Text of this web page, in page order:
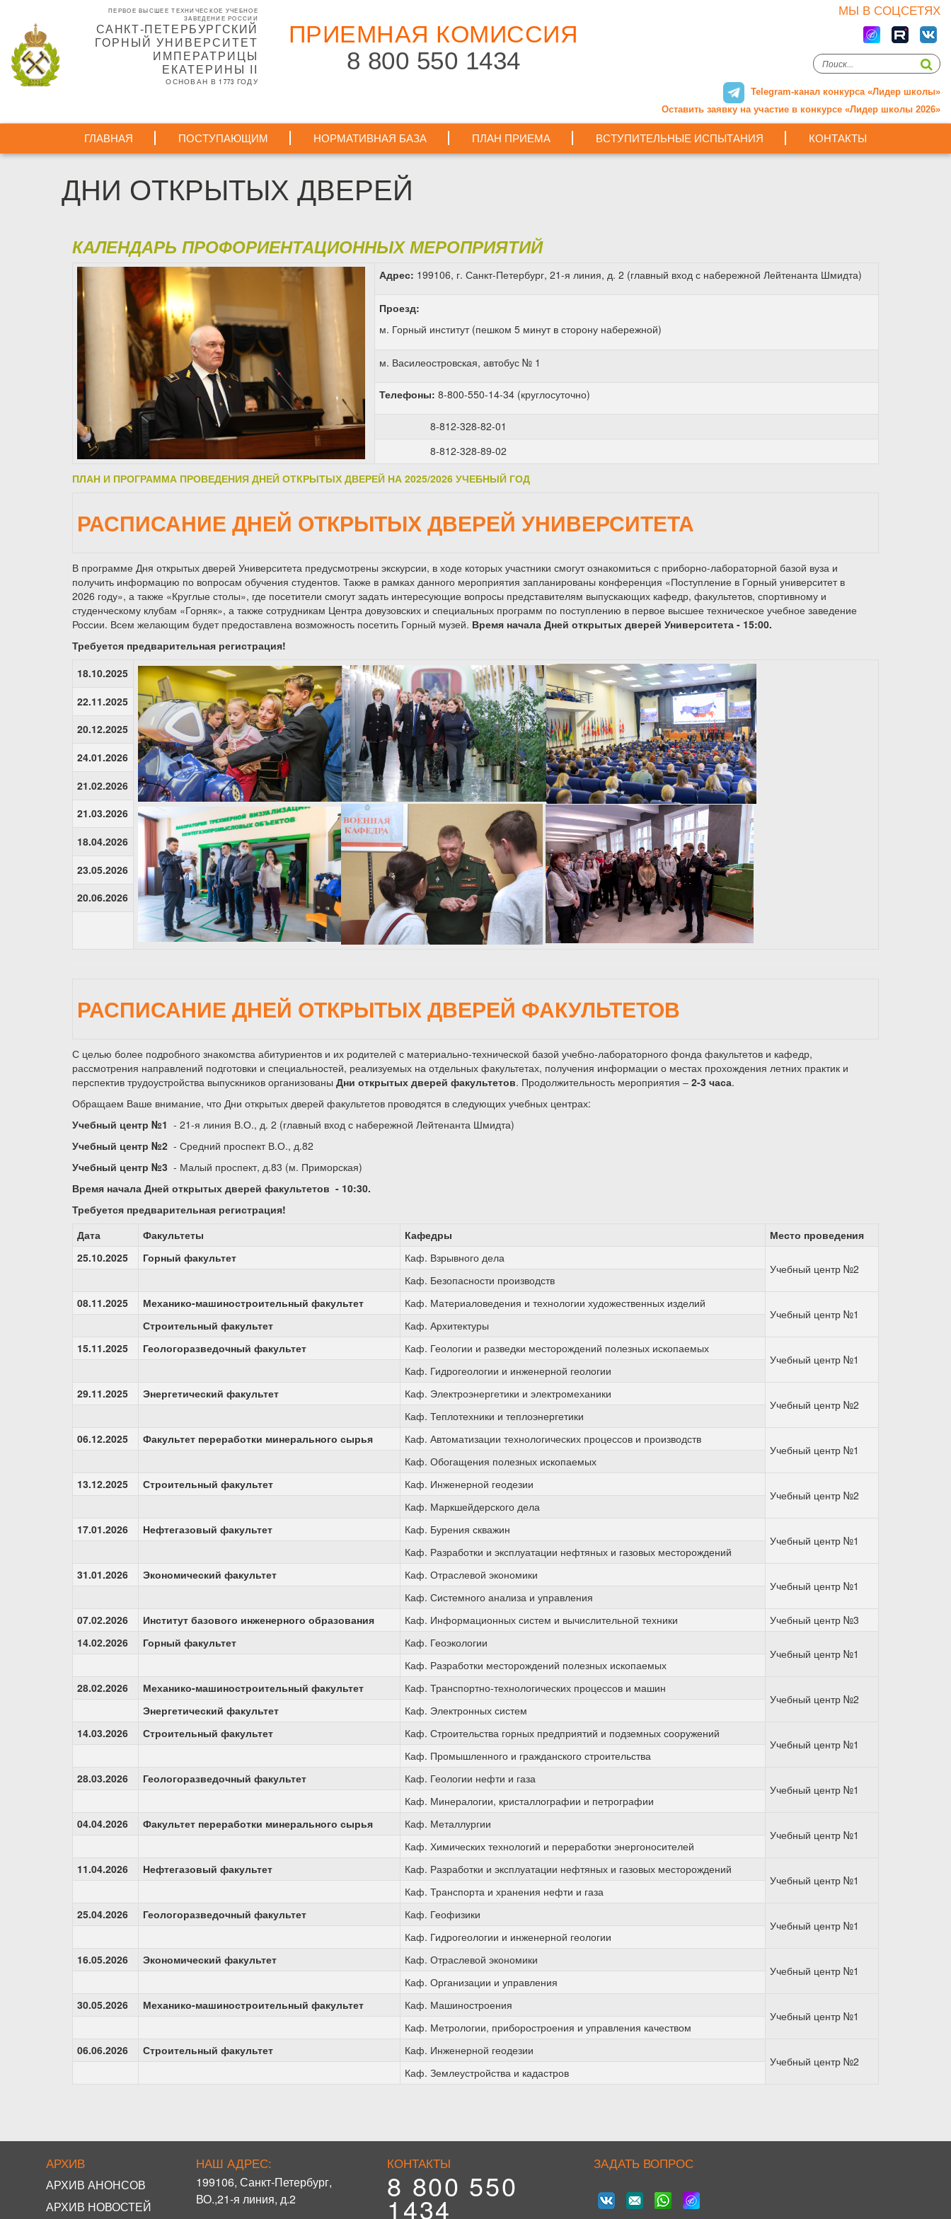
основному
содержанию
ПЕРВОЕ ВЫСШЕЕ ТЕХНИЧЕСКОЕ УЧЕБНОЕ
ЗАВЕДЕНИЕ РОССИИ
САНКТ-ПЕТЕРБУРГСКИЙ
ГОРНЫЙ УНИВЕРСИТЕТ
ИМПЕРАТРИЦЫ
ЕКАТЕРИНЫ II
ОСНОВАН В 1773 ГОДУ
ПРИЕМНАЯ КОМИССИЯ
8 800 550 1434
МЫ В СОЦСЕТЯХ
Telegram-канал конкурса «Лидер школы»
Оставить заявку на участие в конкурсе «Лидер школы 2026»
ГЛАВНАЯ ПОСТУПАЮЩИМ НОРМАТИВНАЯ БАЗА ПЛАН ПРИЕМА ВСТУПИТЕЛЬНЫЕ ИСПЫТАНИЯ КОНТАКТЫ
ДНИ ОТКРЫТЫХ ДВЕРЕЙ
КАЛЕНДАРЬ ПРОФОРИЕНТАЦИОННЫХ МЕРОПРИЯТИЙ
Адрес: 199106, г. Санкт-Петербург, 21-я линия, д. 2 (главный вход с набережной Лейтенанта Шмидта)
Проезд:
м. Горный институт (пешком 5 минут в сторону набережной)
м. Василеостровская, автобус № 1
Телефоны:8-800-550-14-34 (круглосуточно)
8-812-328-82-01
8-812-328-89-02
ПЛАН И ПРОГРАММА ПРОВЕДЕНИЯ ДНЕЙ ОТКРЫТЫХ ДВЕРЕЙ НА 2025/2026 УЧЕБНЫЙ ГОД
РАСПИСАНИЕ ДНЕЙ ОТКРЫТЫХ ДВЕРЕЙ УНИВЕРСИТЕТА
В программе Дня открытых дверей Университета предусмотрены экскурсии, в ходе которых участники смогут ознакомиться с приборно-лабораторной базой вуза и
получить информацию по вопросам обучения студентов. Также в рамках данного мероприятия запланированы конференция «Поступление в Горный университет в
2026 году», а также «Круглые столы», где посетители смогут задать интересующие вопросы представителям выпускающих кафедр, факультетов, спортивному и
студенческому клубам «Горняк», а также сотрудникам Центра довузовских и специальных программ по поступлению в первое высшее техническое учебное заведение
России. Всем желающим будет предоставлена возможность посетить Горный музей. Время начала Дней открытых дверей Университета - 15:00.
Требуется предварительная регистрация!
18.10.2025
22.11.2025
20.12.2025
24.01.2026
21.02.2026
21.03.2026
18.04.2026
23.05.2026
20.06.2026
РАСПИСАНИЕ ДНЕЙ ОТКРЫТЫХ ДВЕРЕЙ ФАКУЛЬТЕТОВ
С целью более подробного знакомства абитуриентов и их родителей с материально-технической базой учебно-лабораторного фонда факультетов и кафедр,
рассмотрения направлений подготовки и специальностей, реализуемых на отдельных факультетах, получения информации о местах прохождения летних практик и
перспектив трудоустройства выпускников организованы Дни открытых дверей факультетов. Продолжительность мероприятия – 2-3 часа.
Обращаем Ваше внимание, что Дни открытых дверей факультетов проводятся в следующих учебных центрах:
Учебный центр №1 - 21-я линия В.О., д. 2 (главный вход с набережной Лейтенанта Шмидта)
Учебный центр №2 - Средний проспект В.О., д.82
Учебный центр №3 - Малый проспект, д.83 (м. Приморская)
Время начала Дней открытых дверей факультетов - 10:30.
Требуется предварительная регистрация!
Дата
Факультеты Кафедры
Место проведения
25.10.2025
Горный факультет
Каф. Взрывного дела
Учебный центр №2
Каф. Безопасности производств
08.11.2025
Механико-машиностроительный факультет
Каф. Материаловедения и технологии художественных изделий
Учебный центр №1
Строительный факультет
Каф. Архитектуры
15.11.2025
Геологоразведочный факультет Каф. Геологии и разведки месторождений полезных ископаемых
Учебный центр №1
Каф. Гидрогеологии и инженерной геологии
29.11.2025
Энергетический факультет
Каф. Электроэнергетики и электромеханики
Учебный центр №2
Каф. Теплотехники и теплоэнергетики
06.12.2025
Факультет переработки минерального сырья
Каф. Автоматизации технологических процессов и производств
Учебный центр №1
Каф. Обогащения полезных ископаемых
13.12.2025
Строительный факультет
Каф. Инженерной геодезии
Учебный центр №2
Каф. Маркшейдерского дела
17.01.2026
Нефтегазовый факультет
Каф. Бурения скважин
Учебный центр №1
Каф. Разработки и эксплуатации нефтяных и газовых месторождений
31.01.2026
Экономический факультет
Каф. Отраслевой экономики
Учебный центр №1
Каф. Системного анализа и управления
07.02.2026
Институт базового инженерного образования Каф. Информационных систем и вычислительной техники
Учебный центр №3
14.02.2026
Горный факультет
Каф. Геоэкологии
Учебный центр №1
Каф. Разработки месторождений полезных ископаемых
28.02.2026
Механико-машиностроительный факультет
Каф. Транспортно-технологических процессов и машин
Учебный центр №2
Энергетический факультет
Каф. Электронных систем
14.03.2026
Строительный факультет
Каф. Строительства горных предприятий и подземных сооружений
Учебный центр №1
Каф. Промышленного и гражданского строительства
28.03.2026
Геологоразведочный факультет
Каф. Геологии нефти и газа
Учебный центр №1
Каф. Минералогии, кристаллографии и петрографии
04.04.2026
Факультет переработки минерального сырья
Каф. Металлургии
Учебный центр №1
Каф. Химических технологий и переработки энергоносителей
11.04.2026
Нефтегазовый факультет
Каф. Разработки и эксплуатации нефтяных и газовых месторождений
Учебный центр №1
Каф. Транспорта и хранения нефти и газа
25.04.2026
Геологоразведочный факультет
Каф. Геофизики
Учебный центр №1
Каф. Гидрогеологии и инженерной геологии
16.05.2026
Экономический факультет
Каф. Отраслевой экономики
Учебный центр №1
Каф. Организации и управления
30.05.2026
Механико-машиностроительный факультет
Каф. Машиностроения
Учебный центр №1
Каф. Метрологии, приборостроения и управления качеством
06.06.2026
Строительный факультет
Каф. Инженерной геодезии
Учебный центр №2
Каф. Землеустройства и кадастров
АРХИВ
АРХИВ АНОНСОВ
АРХИВ НОВОСТЕЙ
НАШ АДРЕС:
199106, Санкт-Петербург,
ВО.,21-я линия, д.2
КОНТАКТЫ
8 800 550
1434
ЗАДАТЬ ВОПРОС